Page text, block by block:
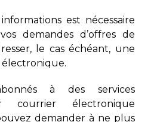
est nécessaire
demandes d’offres de
le cas échéant, une
électronique.
à des services
courrier électronique
demander à ne plus